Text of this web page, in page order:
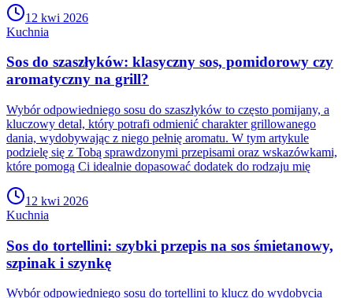
12 kwi 2026
Kuchnia
Sos do szaszłyków: klasyczny sos, pomidorowy czy
aromatyczny na grill?
Wybór odpowiedniego sosu do szaszłyków to często pomijany, a
kluczowy detal, który potrafi odmienić charakter grillowanego
dania, wydobywając z niego pełnię aromatu. W tym artykule
podzielę się z Tobą sprawdzonymi przepisami oraz wskazówkami,
które pomogą Ci idealnie dopasować dodatek do rodzaju mię
12 kwi 2026
Kuchnia
Sos do tortellini: szybki przepis na sos śmietanowy,
szpinak i szynkę
Wybór odpowiedniego sosu do tortellini to klucz do wydobycia